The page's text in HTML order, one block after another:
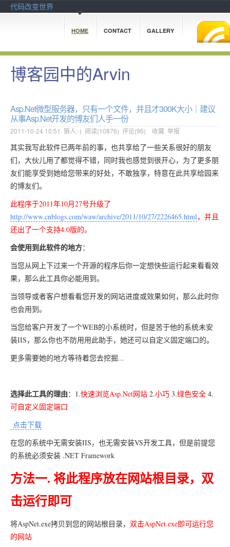
代码改变世界
HOME CONTACT GALLERY
博客园中的Arvin
Asp.Net微型服务器，只有一个文件，并且才300K大小｜建议
从事Asp.Net开发的博友们人手一份
2011-10-24 10:51 狼人:-) 阅读(10876) 评论(96) 收藏 举报
其实我写此软件已两年前的事，也共享给了一些关系很好的朋友
们，大伙儿用了都觉得不错，同时我也感觉到很开心，为了更多朋
友们能享受到她给您带来的好处，不敢独享，特意在此共享给园来
的博友们。
此程序于2011年10月27号升级了
http://www.cnblogs.com/waw/archive/2011/10/27/2226465.html，并且
还出了一个支持4.0版的。
会使用到此软件的地方：
当您从网上下过来一个开源的程序后你一定想快些运行起来看看效
果，那么此工具你必能用到。
当领导或者客户想看看您开发的网站进度或效果如何，那么此时你
也会用到。
当您给客户开发了一个WEB的小系统时，但是苦于他的系统未安
装IIS，那么你也不防用用此助手，她还可以自定义固定端口的。
更多需要她的地方等待着您去挖掘...
选择此工具的理由：1.快速浏览Asp.Net网站 2.小巧 3.绿色安全 4.
可自定义固定端口
点击下载
在您的系统中无需安装IIS，也无需安装VS开发工具，但是前提您
的系统必须安装 .NET Framework
方法一. 将此程序放在网站根目录，双
击运行即可
将AspNet.exe拷贝到您的网站根目录， 双击AspNet.exe即可运行您
的网站